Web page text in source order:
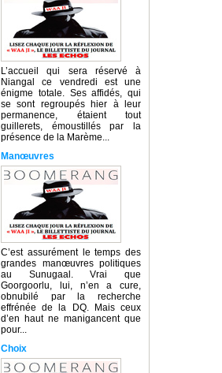
L’accueil qui sera réservé à
Niangal ce vendredi est une
énigme totale. Ses affidés, qui
se sont regroupés hier à leur
permanence, étaient tout
guillerets, émoustillés par la
présence de la Marème...
Manœuvres
C’est assurément le temps des
grandes manœuvres politiques
au Sunugaal. Vrai que
Goorgoorlu, lui, n’en a cure,
obnubilé par la recherche
effrénée de la DQ. Mais ceux
d’en haut ne manigancent que
pour...
Choix